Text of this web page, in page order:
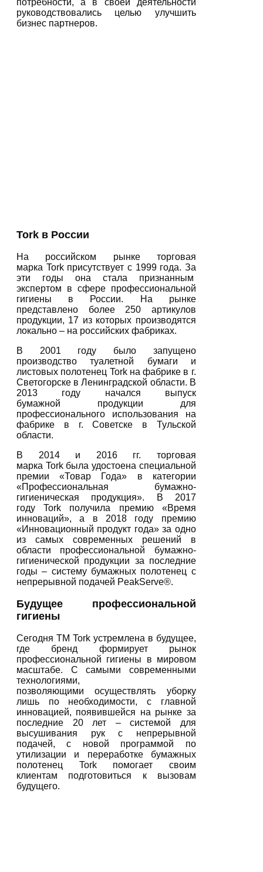
потребности, а в своей деятельности
руководствовались целью улучшить
бизнес партнеров.
Tork в России
На российском рынке торговая
марка Tork присутствует с 1999 года. За
эти годы она стала признанным
экспертом в сфере профессиональной
гигиены в России. На рынке
представлено более 250 артикулов
продукции, 17 из которых производятся
локально – на российских фабриках.
В 2001 году было запущено
производство туалетной бумаги и
листовых полотенец Tork на фабрике в г.
Светогорске в Ленинградской области. В
2013 году начался выпуск
бумажной продукции для
профессионального использования на
фабрике в г. Советске в Тульской
области.
В 2014 и 2016 гг. торговая
марка Tork была удостоена специальной
премии «Товар Года» в категории
«Професcиональная бумажно-
гигиеническая продукция». В 2017
году Tork получила премию «Время
инноваций», а в 2018 году премию
«Инновационный продукт года» за одно
из самых современных решений в
области профессиональной бумажно-
гигиенической продукции за последние
годы – систему бумажных полотенец с
непрерывной подачей PeakServe®.
Будущее профессиональной
гигиены
Сегодня ТМ Tork устремлена в будущее,
где бренд формирует рынок
профессиональной гигиены в мировом
масштабе. С самыми современными
технологиями,
позволяющимиосуществлять уборку
лишь по необходимости, с главной
инновацией, появившейся на рынке за
последние 20 лет – системой для
высушивания рук с непрерывной
подачей, с новой программой по
утилизации и переработке бумажных
полотенец Tork помогает своим
клиентам подготовиться к вызовам
будущего.